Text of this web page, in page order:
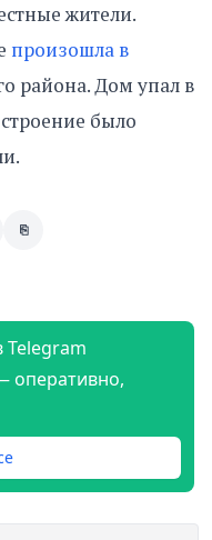
жители.
произошла в
района. Дом упал в
было
⎘
оперативно,